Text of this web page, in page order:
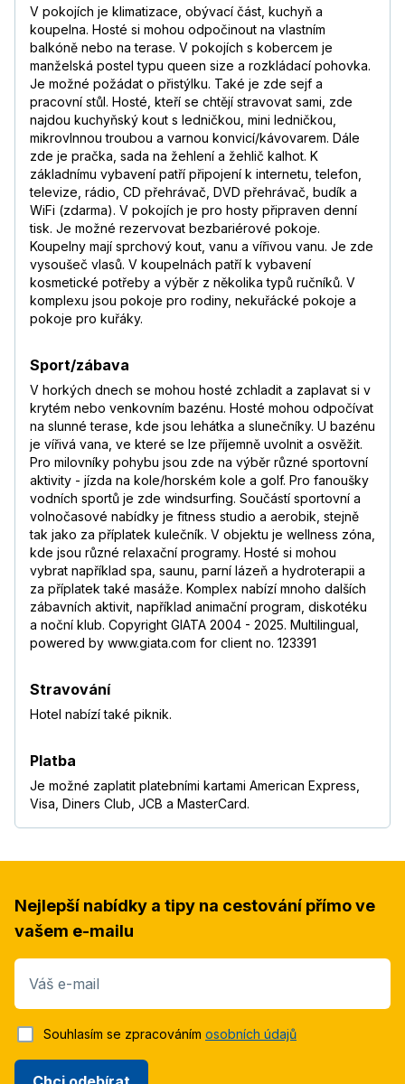
V pokojích je klimatizace, obývací část, kuchyň a
koupelna. Hosté si mohou odpočinout na vlastním
balkóně nebo na terase. V pokojích s kobercem je
manželská postel typu queen size a rozkládací pohovka.
Je možné požádat o přistýlku. Také je zde sejf a
pracovní stůl. Hosté, kteří se chtějí stravovat sami, zde
najdou kuchyňský kout s ledničkou, mini ledničkou,
mikrovlnnou troubou a varnou konvicí/kávovarem. Dále
zde je pračka, sada na žehlení a žehlič kalhot. K
základnímu vybavení patří připojení k internetu, telefon,
televize, rádio, CD přehrávač, DVD přehrávač, budík a
WiFi (zdarma). V pokojích je pro hosty připraven denní
tisk. Je možné rezervovat bezbariérové pokoje.
Koupelny mají sprchový kout, vanu a vířivou vanu. Je zde
vysoušeč vlasů. V koupelnách patří k vybavení
kosmetické potřeby a výběr z několika typů ručníků. V
komplexu jsou pokoje pro rodiny, nekuřácké pokoje a
pokoje pro kuřáky.
Sport/zábava
V horkých dnech se mohou hosté zchladit a zaplavat si v
krytém nebo venkovním bazénu. Hosté mohou odpočívat
na slunné terase, kde jsou lehátka a slunečníky. U bazénu
je vířivá vana, ve které se lze příjemně uvolnit a osvěžit.
Pro milovníky pohybu jsou zde na výběr různé sportovní
aktivity - jízda na kole/horském kole a golf. Pro fanoušky
vodních sportů je zde windsurfing. Součástí sportovní a
volnočasové nabídky je fitness studio a aerobik, stejně
tak jako za příplatek kulečník. V objektu je wellness zóna,
kde jsou různé relaxační programy. Hosté si mohou
vybrat například spa, saunu, parní lázeň a hydroterapii a
za příplatek také masáže. Komplex nabízí mnoho dalších
zábavních aktivit, například animační program, diskotéku
a noční klub. Copyright GIATA 2004 - 2025. Multilingual,
powered by www.giata.com for client no. 123391
Stravování
Hotel nabízí také piknik.
Platba
Je možné zaplatit platebními kartami American Express,
Visa, Diners Club, JCB a MasterCard.
Nejlepší nabídky a tipy na cestování přímo ve
vašem e-mailu
Váš e-mail
Souhlasím se zpracováním osobních údajů